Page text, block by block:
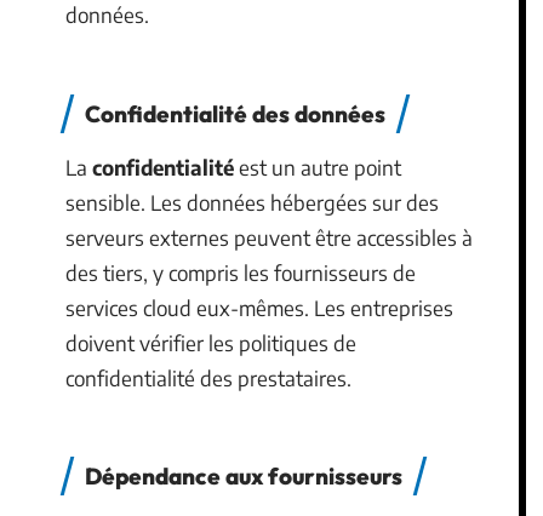
données.
Confidentialité des données
La confidentialitéest un autre point
sensible. Les données hébergées sur des
serveurs externes peuvent être accessibles à
des tiers, y compris les fournisseurs de
services cloud eux-mêmes. Les entreprises
doivent vérifier les politiques de
confidentialité des prestataires.
Dépendance aux fournisseurs